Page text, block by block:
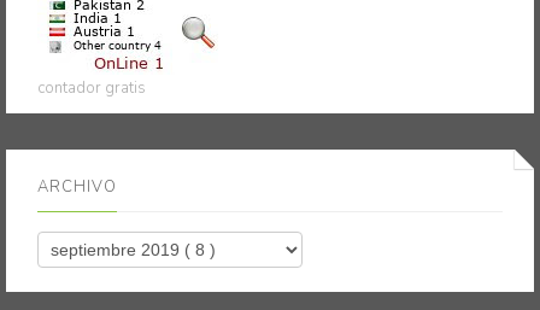
contador gratis
ARCHIVO